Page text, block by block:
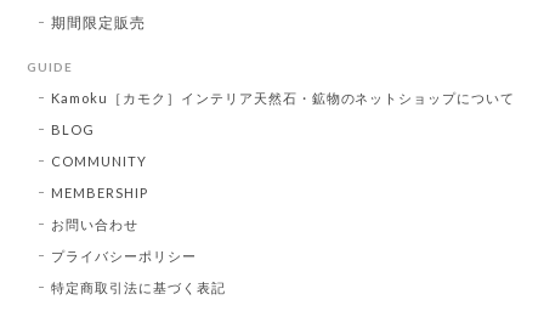
期間限定販売
GUIDE
Kamoku［カモク］インテリア天然石・鉱物のネットショップについて
BLOG
COMMUNITY
MEMBERSHIP
お問い合わせ
プライバシーポリシー
特定商取引法に基づく表記